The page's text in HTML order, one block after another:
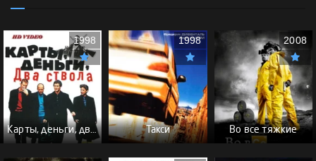
Карты, деньги, два ствола - (Перевод Гоблина)
1998
Такси
1998
Во все тяжкие
2008